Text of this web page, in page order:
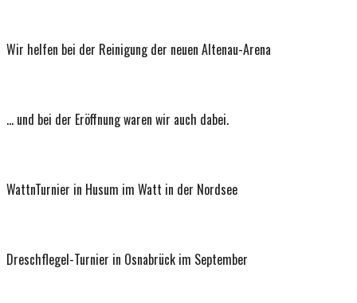
Wir helfen bei der Reinigung der neuen Altenau-Arena
… und bei der Eröffnung waren wir auch dabei.
WattnTurnier in Husum im Watt in der Nordsee
Dreschflegel-Turnier in Osnabrück im September